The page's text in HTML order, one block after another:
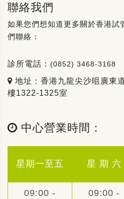
聯絡我們
如果您們想知道更多關於香港試
們聯絡：
診所電話： (0852) 3468-3168
地址：香港九龍尖沙咀廣東
樓1322-1325室
中心營業時間：
星期一至五 星 期 六
09:00 - 09:00 -